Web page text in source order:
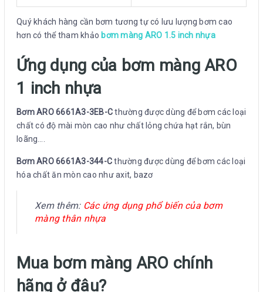
Quý khách hàng cần bơm tương tự có lưu lượng bơm cao
hơn có thể tham khảo bơm màng ARO 1.5 inch nhựa
Ứng dụng của bơm màng ARO
1 inch nhựa
Bơm ARO 6661A3-3EB-Cthường được dùng để bơm các loại
chất có độ mài mòn cao như chất lỏng chứa hạt rắn, bùn
loãng….
Bơm ARO 6661A3-344-Cthường được dùng để bơm các loại
hóa chất ăn mòn cao như axit, bazơ
Xem thêm: Các ứng dụng phổ biến của bơm
màng thân nhựa
Mua bơm màng ARO chính
hãng ở đâu?